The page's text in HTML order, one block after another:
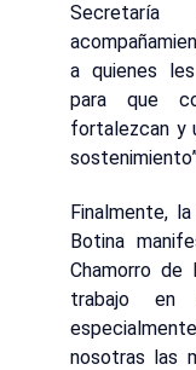
a quienes
para que
fortalezcan y
Finalmente,
Botina
Chamorro
trabajo
nosotras las